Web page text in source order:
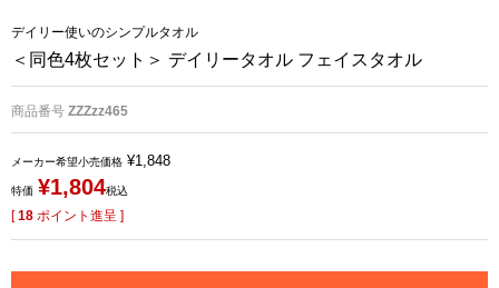
デイリー使いのシンプルタオル
＜同色4枚セット＞ デイリータオル フェイスタオル
商品番号 ZZZzz465
メーカー希望小売価格 ¥1,848
特価 ¥1,804税込
[18 ポイント進呈 ]